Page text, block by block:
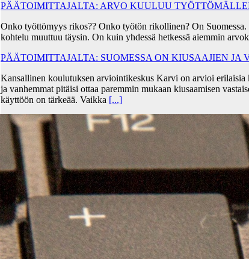
PÄÄTOIMITTAJALTA: ARVO KUULUU
Onko työttömyys rikos?? Onko työtön rikollinen? On
kohtelu muuttuu täysin. On kuin yhdessä hetkessä aiemmin
PÄÄTOIMITTAJALTA: SUOMESSA ON KIUSAAJIEN
Kansallinen koulutuksen arviointikeskus Karvi on arvioi erilaisia
ja vanhemmat pitäisi ottaa paremmin mukaan kiusaamisen
käyttöön on tärkeää. Vaikka [...]